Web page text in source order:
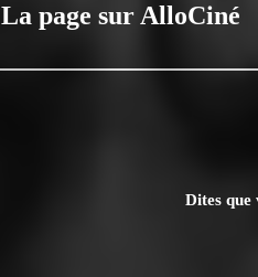
La page sur AlloCiné
Dites que